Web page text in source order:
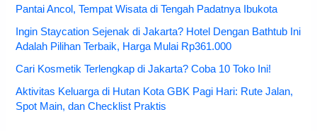
Pantai Ancol, Tempat Wisata di Tengah Padatnya Ibukota
Ingin Staycation Sejenak di Jakarta? Hotel Dengan Bathtub Ini
Adalah Pilihan Terbaik, Harga Mulai Rp361.000
Cari Kosmetik Terlengkap di Jakarta? Coba 10 Toko Ini!
Aktivitas Keluarga di Hutan Kota GBK Pagi Hari: Rute Jalan,
Spot Main, dan Checklist Praktis